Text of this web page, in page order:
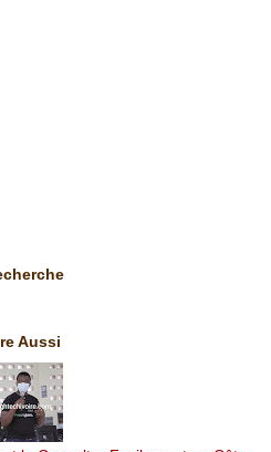
Aussi